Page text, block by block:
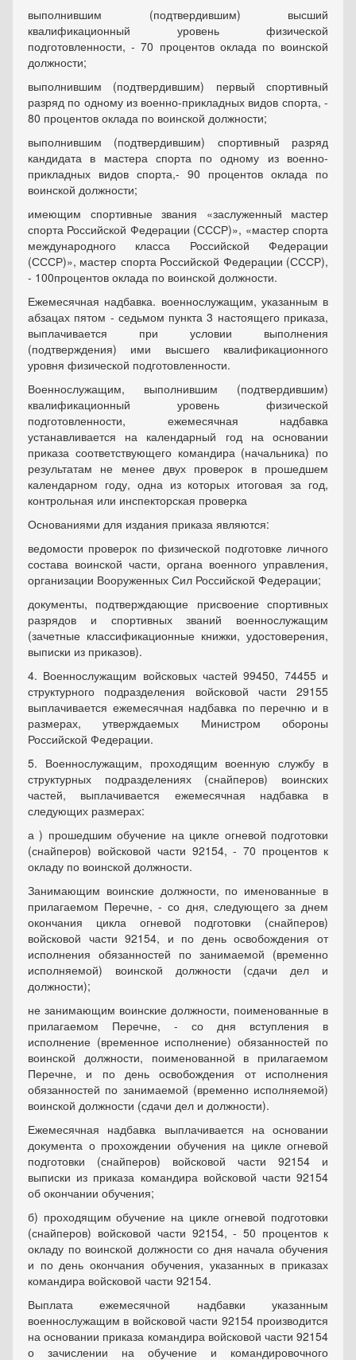
выполнившим (подтвердившим) высший
квалификационный уровень физической
подготовленности, - 70 процентов оклада по воинской
должности;
выполнившим (подтвердившим) первый спортивный
разряд по одному из военно-прикладных видов спорта, -
80 процентов оклада по воинской должности;
выполнившим (подтвердившим) спортивный разряд
кандидата в мастера спорта по одному из военно-
прикладных видов спорта,- 90 процентов оклада по
воинской должности;
имеющим спортивные звания «заслуженный мастер
спорта Российской Федерации (СССР)», «мастер спорта
международного класса Российской Федерации
(СССР)», мастер спорта Российской Федерации (СССР),
- 100процентов оклада по воинской должности.
Ежемесячная надбавка. военнослужащим, указанным в
абзацах пятом - седьмом пункта 3 настоящего приказа,
выплачивается при условии выполнения
(подтверждения) ими высшего квалификационного
уровня физической подготовленности.
Военнослужащим, выполнившим (подтвердившим)
квалификационный уровень физической
подготовленности, ежемесячная надбавка
устанавливается на календарный год на основании
приказа соответствующего командира (начальника) по
результатам не менее двух проверок в прошедшем
календарном году, одна из которых итоговая за год,
контрольная или инспекторская проверка
Основаниями для издания приказа являются:
ведомости проверок по физической подготовке личного
состава воинской части, органа военного управления,
организации Вооруженных Сил Российской Федерации;
документы, подтверждающие присвоение спортивных
разрядов и спортивных званий военнослужащим
(зачетные классификационные книжки, удостоверения,
выписки из приказов).
4. Военнослужащим войсковых частей 99450, 74455 и
структурного подразделения войсковой части 29155
выплачивается ежемесячная надбавка по перечню и в
размерах, утверждаемых Министром обороны
Российской Федерации.
5. Военнослужащим, проходящим военную службу в
структурных подразделениях (снайперов) воинских
частей, выплачивается ежемесячная надбавка в
следующих размерах:
а ) прошедшим обучение на цикле огневой подготовки
(снайперов) войсковой части 92154, - 70 процентов к
окладу по воинской должности.
Занимающим воинские должности, по именованные в
прилагаемом Перечне, - со дня, следующего за днем
окончания цикла огневой подготовки (снайперов)
войсковой части 92154, и по день освобождения от
исполнения обязанностей по занимаемой (временно
исполняемой) воинской должности (сдачи дел и
должности);
не занимающим воинские должности, поименованные в
прилагаемом Перечне, - со дня вступления в
исполнение (временное исполнение) обязанностей по
воинской должности, поименованной в прилагаемом
Перечне, и по день освобождения от исполнения
обязанностей по занимаемой (временно исполняемой)
воинской должности (сдачи дел и должности).
Ежемесячная надбавка выплачивается на основании
документа о прохождении обучения на цикле огневой
подготовки (снайперов) войсковой части 92154 и
выписки из приказа командира войсковой части 92154
об окончании обучения;
б) проходящим обучение на цикле огневой подготовки
(снайперов) войсковой части 92154, - 50 процентов к
окладу по воинской должности со дня начала обучения
и по день окончания обучения, указанных в приказах
командира войсковой части 92154.
Выплата ежемесячной надбавки указанным
военнослужащим в войсковой части 92154 производится
на основании приказа командира войсковой части 92154
о зачислении на обучение и командировочного